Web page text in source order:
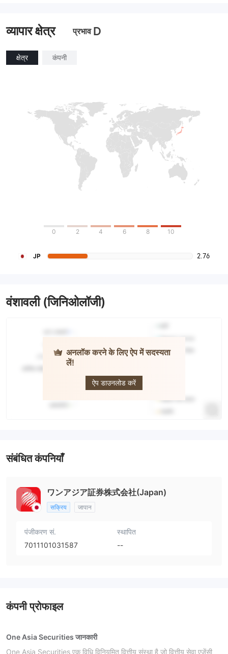
व्यापार क्षेत्र प्रभाव D
क्षेत्र कंपनी
0 2 4 6 8 10
JP 2.76
वंशावली (जिनिओलॉजी)
अनलॉक करने के लिए ऐप में सदस्यता
लें!
ऐप डाउनलोड करें
संबंधित कंपनियाँ
ワンアジア証券株式会社(Japan)
सक्रिय जापान
पंजीकरण सं.
7011101031587
स्थापित
--
कंपनी प्रोफाइल
One Asia Securities जानकारी
One Asia Securities एक विधि विनियमित वित्तीय संस्था है जो वित्तीय सेवा एजेंसी